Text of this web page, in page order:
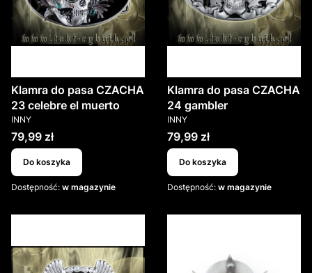
Klamra do pasa CZACHA
23 celebre el muerto
PRODUCENT
INNY
Cena
79,99 zł
Do koszyka
Dostępność: w magazynie
Klamra do pasa CZACHA
24 gambler
PRODUCENT
INNY
Cena
79,99 zł
Do koszyka
Dostępność: w magazynie